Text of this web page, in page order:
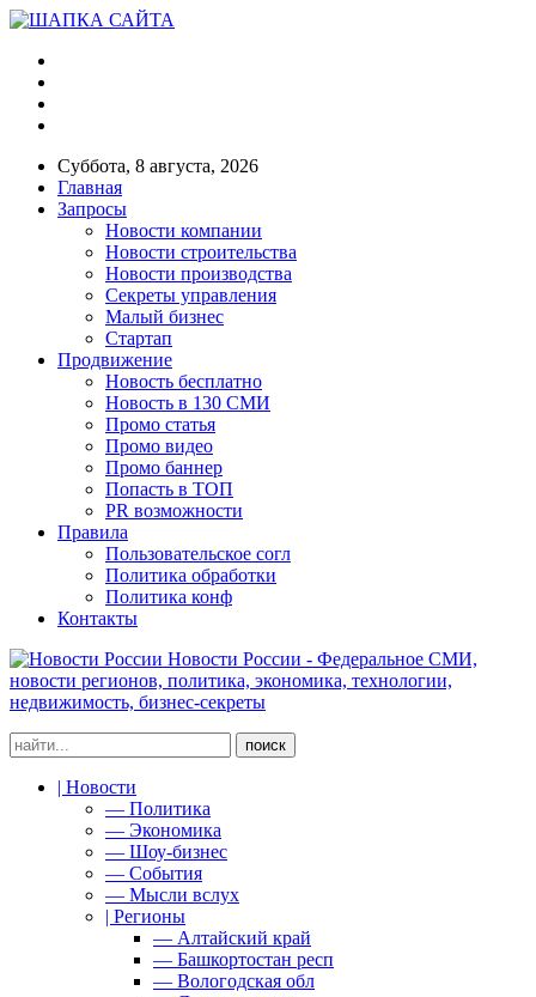
Суббота, 8 августа, 2026
Главная
Запросы
Новости компании
Новости строительства
Новости производства
Секреты управления
Малый бизнес
Стартап
Продвижение
Новость бесплатно
Новость в 130 СМИ
Промо статья
Промо видео
Промо баннер
Попасть в ТОП
PR возможности
Правила
Пользовательское согл
Политика обработки
Политика конф
Контакты
Новости России - Федеральное СМИ,
новости регионов, политика, экономика, технологии,
недвижимость, бизнес-секреты
| Новости
— Политика
— Экономика
— Шоу-бизнес
— События
— Мысли вслух
| Регионы
— Алтайский край
— Башкортостан респ
— Вологодская обл